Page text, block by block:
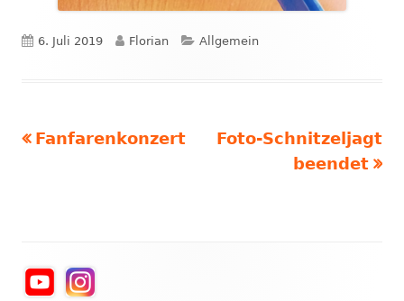
Veröffentlicht
6. Juli 2019 Autor
Florian Kategorien
Allgemein
Beitragsnavigation
Vorheriger
Fanfarenkonzert
Nächster
Foto-Schnitzeljagt
beendet
Haupt-